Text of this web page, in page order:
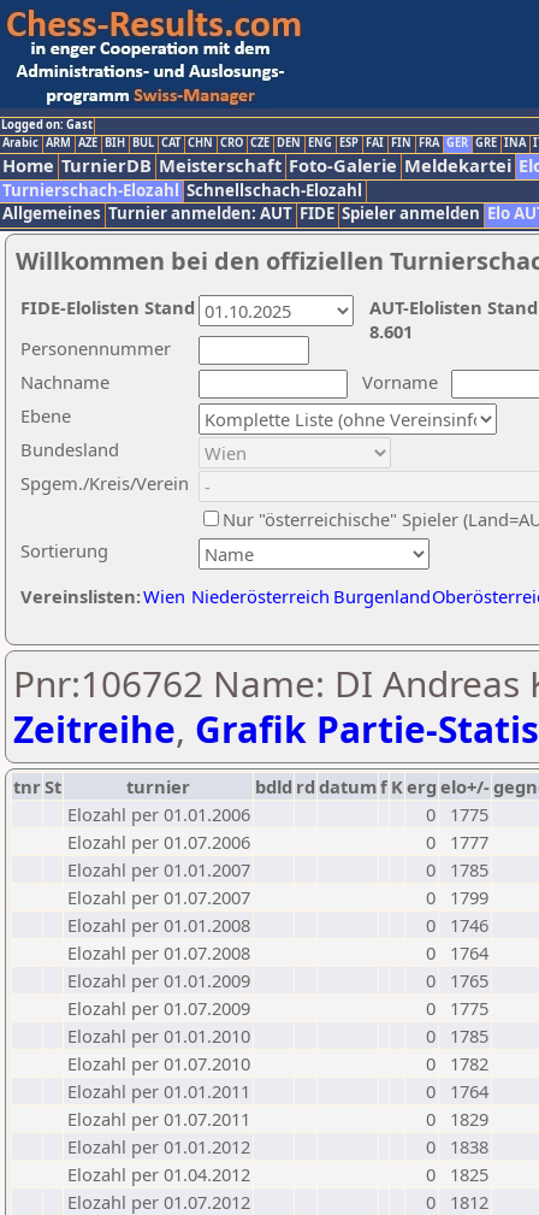
Logged on: Gast
Arabic ARM AZE BIH BUL CAT CHN CRO CZE DEN ENG ESP FAI FIN FRA GER GRE INA
Home TurnierDB Meisterschaft Foto-Galerie Meldekartei
Turnierschach-Elozahl Schnellschach-Elozahl
Allgemeines Turnier anmelden: AUT FIDE Spieler anmelden Elo
Willkommen bei den offiziellen
Nachname
Vorname
Ebene
Sortierung
Personennummer
Bundesland
Spgem./Kreis/Verein
Nur "österreichische" Spieler
Vereinslisten:Wien Niederösterreich Burgenland
AUT-Elolisten
8.601
FIDE-Elolisten Stand
Pnr:106762 Name: DI
Zeitreihe, Grafik Partie-
tnrSt turnier bdld rd datumf Kerg elo+/-
Elozahl per 01.01.2006
0
1775
Elozahl per 01.07.2006
0
1777
Elozahl per 01.01.2007
0
1785
Elozahl per 01.07.2007
0
1799
Elozahl per 01.01.2008
0
1746
Elozahl per 01.07.2008
0
1764
Elozahl per 01.01.2009
0
1765
Elozahl per 01.07.2009
0
1775
Elozahl per 01.01.2010
0
1785
Elozahl per 01.07.2010
0
1782
Elozahl per 01.01.2011
0
1764
Elozahl per 01.07.2011
0
1829
Elozahl per 01.01.2012
0
1838
Elozahl per 01.04.2012
0
1825
Elozahl per 01.07.2012
0
1812